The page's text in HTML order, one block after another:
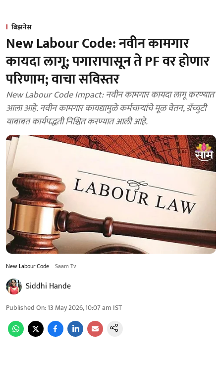
बिझनेस
New Labour Code: नवीन कामगार
कायदा लागू; पगारापासून ते PF वर होणार
परिणाम; वाचा सविस्तर
New Labour Code Impact: नवीन कामगार कायदा लागू करण्यात
आला आहे. नवीन कामगार कायद्यामुळे कर्मचाऱ्यांचे मूळ वेतन, ग्रॅच्युटी
याबाबत कार्यपद्धती निश्चित करण्यात आली आहे.
New Labour Code Saam Tv
Siddhi Hande
Published On:13 May 2026, 10:07 am IST